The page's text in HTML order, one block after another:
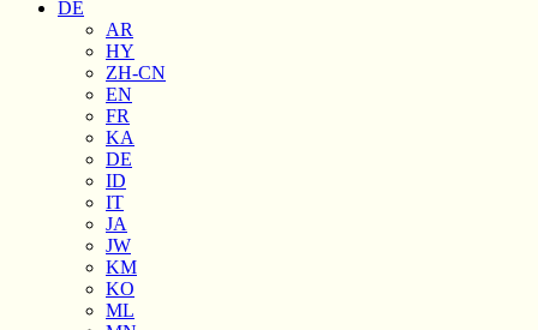
DE
AR
HY
ZH-CN
EN
FR
KA
DE
ID
IT
JA
JW
KM
KO
ML